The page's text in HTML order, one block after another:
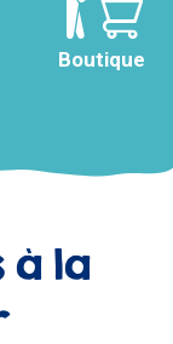
Boutique
à la